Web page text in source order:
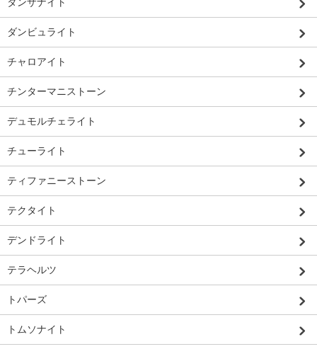
ダンビュライト
チャロアイト
チンターマニストーン
デュモルチェライト
チューライト
ティファニーストーン
テクタイト
デンドライト
テラヘルツ
トパーズ
トムソナイト